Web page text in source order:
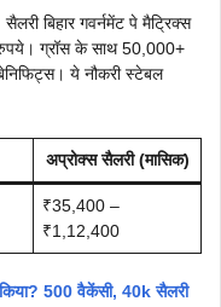
बिहार गवर्नमेंट पे मैट्रिक्स
ग्रॉस के साथ 50,000+
ये नौकरी स्टेबल
अप्रोक्स सैलरी (मासिक)
₹35,400 –
₹1,12,400
500 वैकेंसी, 40k सैलरी